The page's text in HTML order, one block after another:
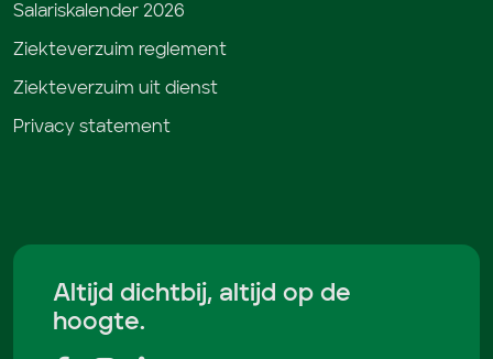
Salariskalender 2026
Ziekteverzuim reglement
Ziekteverzuim uit dienst
Privacy statement
Altijd dichtbij, altijd op de
hoogte.